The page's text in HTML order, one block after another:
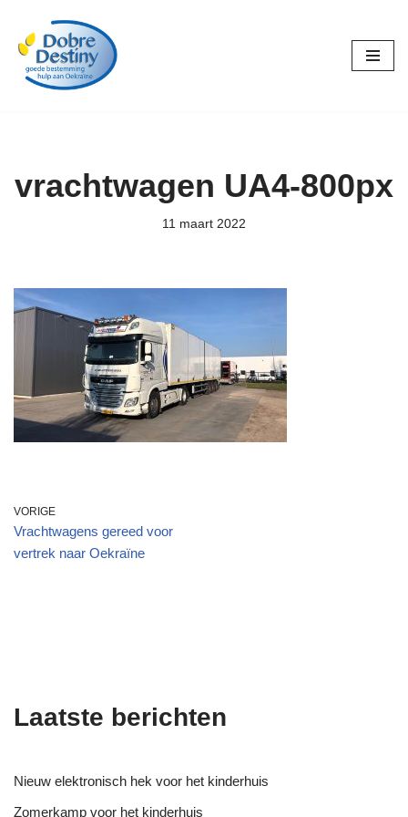
Ga
naar
vrachtwagen UA4-800px
11 maart 2022
VORIGE
Vrachtwagens gereed voor
vertrek naar Oekraïne
Laatste berichten
Nieuw elektronisch hek voor het kinderhuis
Zomerkamp voor het kinderhuis